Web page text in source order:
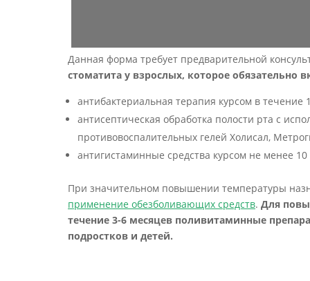
Данная форма требует предварительной
стоматита у взрослых, которое обязательно
антибактериальная терапия курсом в течение
антисептическая обработка полости рта с
противовоспалительных гелей Холисал,
антигистаминные средства курсом не менее
При значительном повышении температуры
применение обезболивающих средств. Для
течение 3-6 месяцев поливитаминные
подростков и детей.